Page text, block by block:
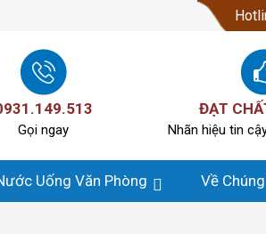
Gọi ngay
ĐẠT
Nhãn hiệu tin
Uống Văn Phòng Về